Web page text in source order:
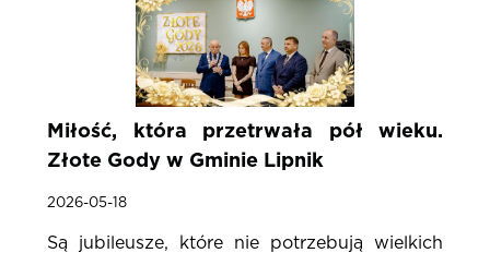
Miłość, która przetrwała pół wieku.
Złote Gody w Gminie Lipnik
2026-05-18
Są jubileusze, które nie potrzebują wielkich